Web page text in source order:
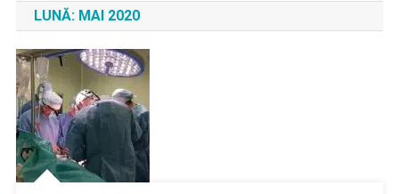
LUNĂ: MAI 2020